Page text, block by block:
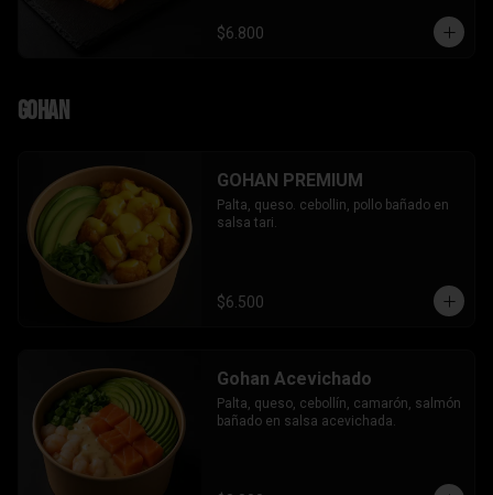
$6.800
Gohan
GOHAN PREMIUM
Palta, queso. cebollin, pollo bañado en
salsa tari.
$6.500
Gohan Acevichado
Palta, queso, cebollín, camarón, salmón
bañado en salsa acevichada.